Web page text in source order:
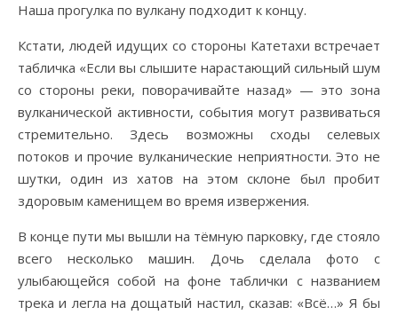
Наша прогулка по вулкану подходит к концу.
Кстати, людей идущих со стороны Катетахи встречает
табличка «Если вы слышите нарастающий сильный шум
со стороны реки, поворачивайте назад» — это зона
вулканической активности, события могут развиваться
стремительно. Здесь возможны сходы селевых
потоков и прочие вулканические неприятности. Это не
шутки, один из хатов на этом склоне был пробит
здоровым каменищем во время извержения.
В конце пути мы вышли на тёмную парковку, где стояло
всего несколько машин. Дочь сделала фото с
улыбающейся собой на фоне таблички с названием
трека и легла на дощатый настил, сказав: «Всё…» Я бы